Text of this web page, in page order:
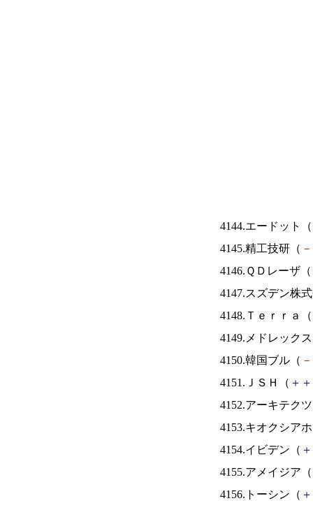
4144.エードット（
4145.精工技研（ －
4146.ＱＤレーザ（
4147.スズデン株
4148.Ｔｅｒｒａ（
4149.メドレック
4150.韓国ブル（ －
4151.ＪＳＨ（ ＋ ＋
4152.アーキテク
4153.キオクシア
4154.イビデン（ ＋
4155.アメイジア（
4156.トーシン（ ＋